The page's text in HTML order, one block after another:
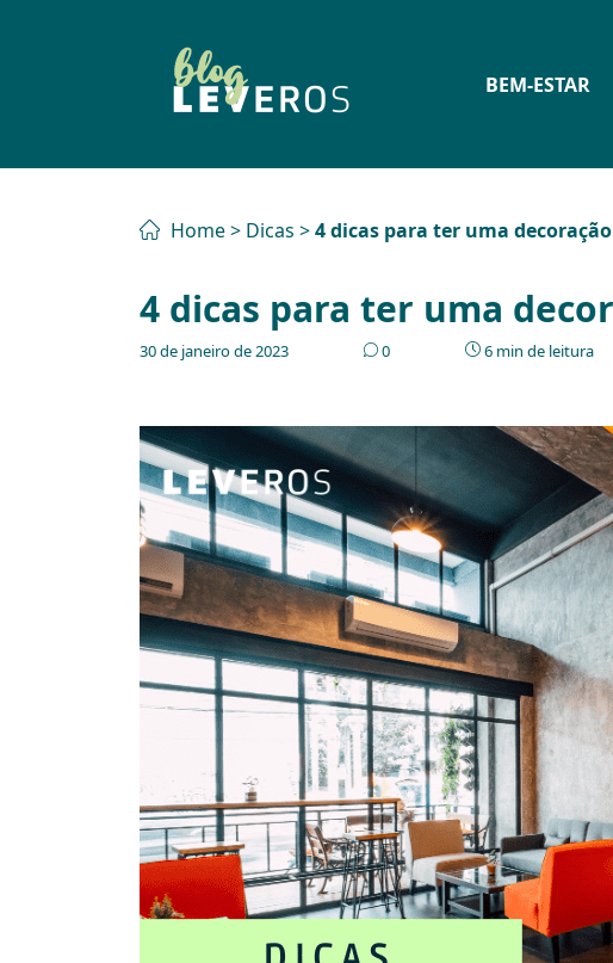
BEM-ESTAR
Home> Dicas >4 dicas para ter uma
4 dicas para ter uma
30 de janeiro de 2023 0 6 min de leitura